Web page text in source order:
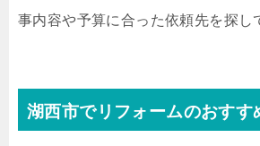
事内容や予算に合った依頼先を探し
湖西市でリフォームのおすす